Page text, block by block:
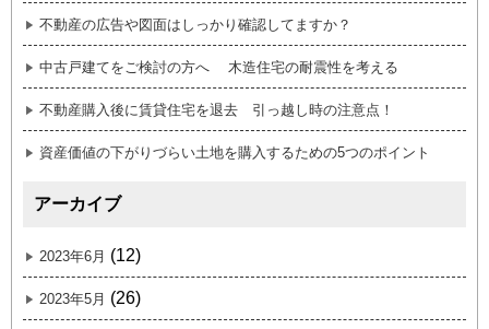
不動産の広告や図面はしっかり確認してますか？
中古戸建てをご検討の方へ 木造住宅の耐震性を考える
不動産購入後に賃貸住宅を退去 引っ越し時の注意点！
資産価値の下がりづらい土地を購入するための5つのポイント
アーカイブ
2023年6月 (12)
2023年5月 (26)